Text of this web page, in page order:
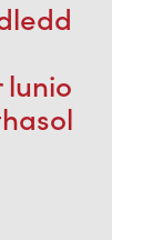
lunio